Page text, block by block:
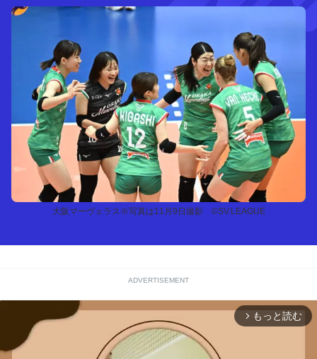
大阪マーヴェラス※写真は11月9日撮影 ©SV.LEAGUE
ADVERTISEMENT
arrow_forward_ios もっと読む